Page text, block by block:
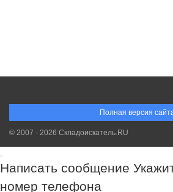
Полная версия
© 2007 - 2026 Складоискатель.RU
Написать сообщение
номер телефона